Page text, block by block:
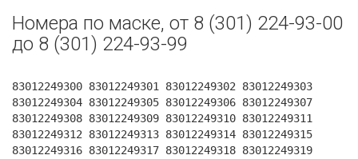
Номера по маске, от 8 (301) 224-93-00
до 8 (301) 224-93-99
83012249300 83012249301 83012249302 83012249303
83012249304 83012249305 83012249306 83012249307
83012249308 83012249309 83012249310 83012249311
83012249312 83012249313 83012249314 83012249315
83012249316 83012249317 83012249318 83012249319